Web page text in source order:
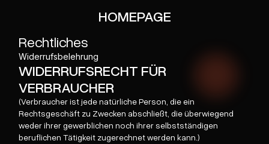
HOMEPAGE
Rechtliches
Widerrufsbelehrung
WIDERRUFSRECHT FÜR
VERBRAUCHER
(Verbraucher ist jede natürliche Person, die ein
Rechtsgeschäft zu Zwecken abschließt, die überwiegend
weder ihrer gewerblichen noch ihrer selbstständigen
beruflichen Tätigkeit zugerechnet werden kann.)